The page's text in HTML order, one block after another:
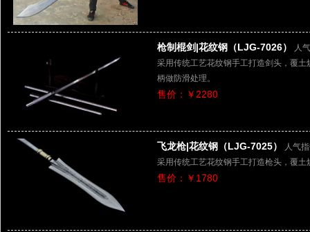
枪制棍剑|花纹钢（LJG-7026）
人
采用传统工艺花纹钢手工打造剑头，覆
柄做防滑处理。
售价：￥2280
飞龙枪|花纹钢（LJG-7025）
人气
采用传统工艺花纹钢手工打造枪头，覆
售价：￥1780